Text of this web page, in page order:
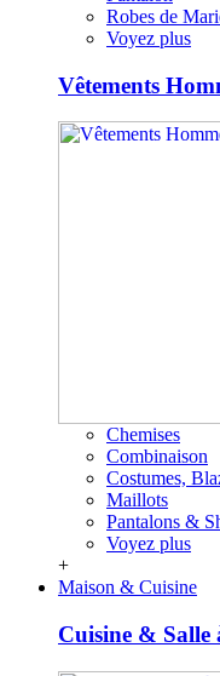
Robes de
Voyez plus
Vêtements
Chemises
Combinaison
Costumes,
Maillots
Pantalons &
Voyez plus
+
Maison & Cuisine
Cuisine & Salle